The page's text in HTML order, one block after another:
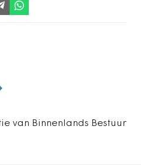
van Binnenlands Bestuur